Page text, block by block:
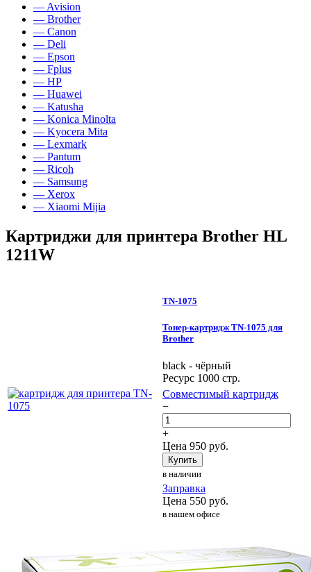
— Avision
— Brother
— Canon
— Deli
— Epson
— Fplus
— HP
— Huawei
— Katusha
— Konica Minolta
— Kyocera Mita
— Lexmark
— Pantum
— Ricoh
— Samsung
— Xerox
— Xiaomi Mijia
Картриджи для принтера Brother HL
1211W
TN-1075
Тонер-картридж TN-1075 для
Brother
black - чёрный
Ресурс 1000 стр.
Совместимый картридж
−
+
Цена 950 руб.
Купить
в наличии
Заправка
Цена 550 руб.
в нашем офисе